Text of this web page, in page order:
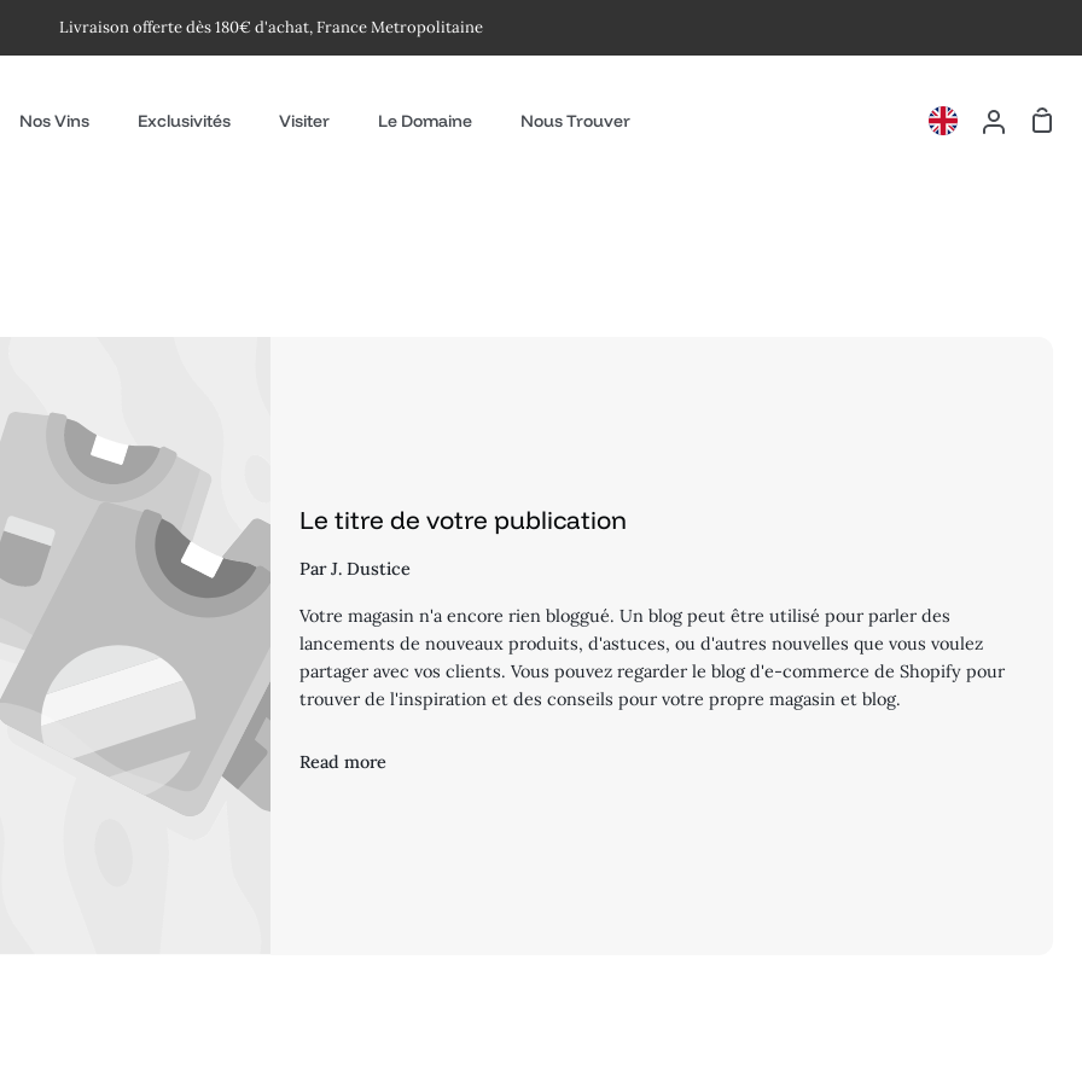
Livraison offerte dès 180€ d'achat, France Metropolitaine
Nos Vins Exclusivités Visiter Le Domaine Nous Trouver
Mon
Le titre de votre publication
Par J. Dustice
Votre magasin n'a encore rien bloggué. Un blog peut être utilisé pour parler des
lancements de nouveaux produits, d'astuces, ou d'autres nouvelles que vous voulez
partager avec vos clients. Vous pouvez regarder le blog d'e-commerce de Shopify pour
trouver de l'inspiration et des conseils pour votre propre magasin et blog.
Read more